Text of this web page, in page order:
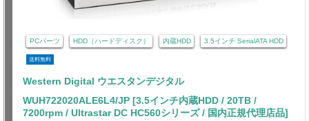
PCパーツ HDD（ハードディスク） 内蔵HDD 3.5インチ SerialATA HDD
送料無料
Western Digital ウエスタンデジタル
WUH722020ALE6L4/JP [3.5インチ内蔵HDD / 20TB /
7200rpm / Ultrastar DC HC560シリーズ / 国内正規代理店品]